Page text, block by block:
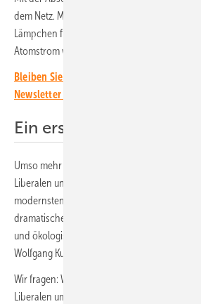
dem Netz. Man muss kein Prophet sein:
Lämpchen flackern. Denn die Bilanzen des
Atomstrom wäre Deutschland gut durch die
Bleiben Sie auf dem Laufenden, melden
Newsletter an!
Ein erstaunliches
Umso mehr erstaunt das Geschrei, das kurz
Liberalen und der Union ertönt. „Die
modernsten und sichersten Atomkraftwerke
dramatischer Irrtum, der für uns noch
und ökologische Konsequenzen haben wird“,
Wolfgang Kubicki (FDP) in der Presse.
Wir fragen: Welche dramatischer Irrtum treibt
Liberalen um, solchen Blödsinn zu erzählen?